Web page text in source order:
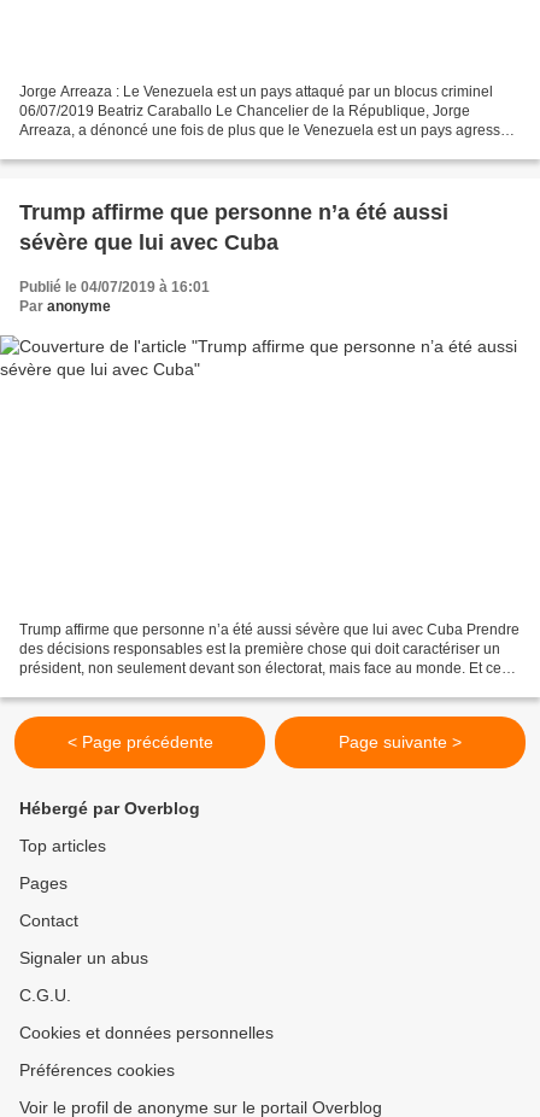
Jorge Arreaza : Le Venezuela est un pays attaqué par un blocus criminel
06/07/2019 Beatriz Caraballo Le Chancelier de la République, Jorge
Arreaza, a dénoncé une fois de plus que le Venezuela est un pays agressé
Trump affirme que personne n’a été aussi
sévère que lui avec Cuba
Publié le 04/07/2019 à 16:01
Par anonyme
Trump affirme que personne n’a été aussi sévère que lui avec Cuba Prendre
des décisions responsables est la première chose qui doit caractériser un
président, non seulement devant son électorat, mais face au monde. Et ces
< Page précédente Page suivante >
Hébergé par Overblog
Top articles
Pages
Contact
Signaler un abus
C.G.U.
Cookies et données personnelles
Préférences cookies
Voir le profil de anonyme sur le portail Overblog